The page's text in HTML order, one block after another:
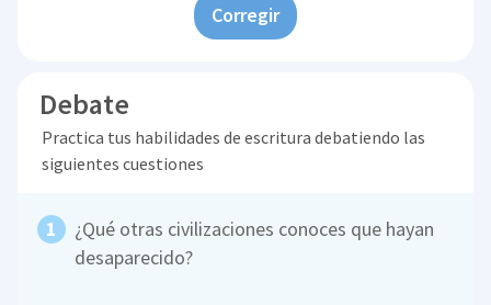
Corregir
Debate
Practica tus habilidades de escritura debatiendo las
siguientes cuestiones
¿Qué otras civilizaciones conoces que hayan
desaparecido?